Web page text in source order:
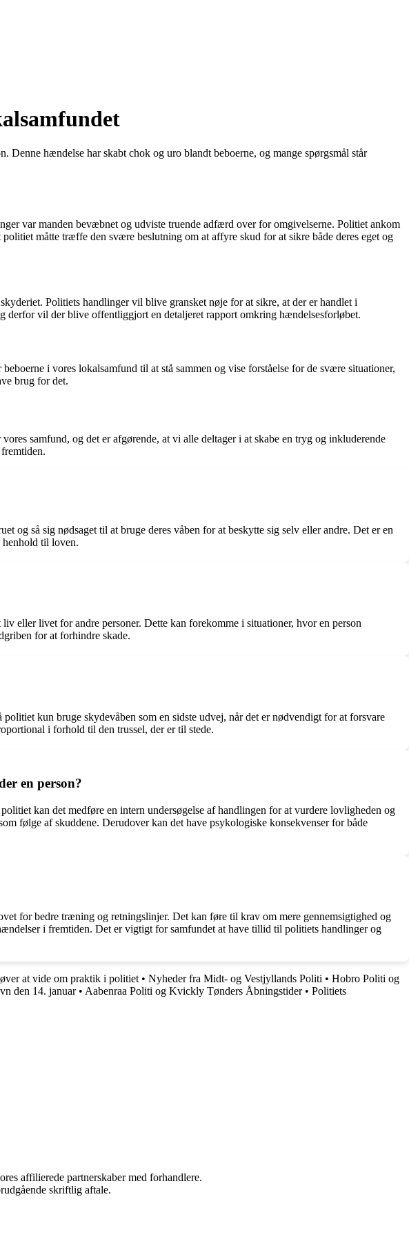
hændelse har skabt chok og uro blandt beboerne, og mange spørgsmål står
var manden bevæbnet og udviste truende adfærd over for omgivelserne. Politiet ankom
måtte træffe den svære beslutning om at affyre skud for at sikre både deres eget og
Politiets handlinger vil blive gransket nøje for at sikre, at der er handlet i
derfor vil der blive offentliggjort en detaljeret rapport omkring hændelsesforløbet.
i vores lokalsamfund til at stå sammen og vise forståelse for de svære situationer,
brug for det.
samfund, og det er afgørende, at vi alle deltager i at skabe en tryg og inkluderende
så sig nødsaget til at bruge deres våben for at beskytte sig selv eller andre. Det er en
henhold til loven.
eller livet for andre personer. Dette kan forekomme i situationer, hvor en person
for at forhindre skade.
kun bruge skydevåben som en sidste udvej, når det er nødvendigt for at forsvare
i forhold til den trussel, der er til stede.
en person?
kan det medføre en intern undersøgelse af handlingen for at vurdere lovligheden og
følge af skuddene. Derudover kan det have psykologiske konsekvenser for både
for bedre træning og retningslinjer. Det kan føre til krav om mere gennemsigtighed og
i fremtiden. Det er vigtigt for samfundet at have tillid til politiets handlinger og
at vide om praktik i politiet • Nyheder fra Midt- og Vestjyllands Politi • Hobro Politi og
den 14. januar• Aabenraa Politi og Kvickly Tønders Åbningstider• Politiets
affilierede partnerskaber med forhandlere.
skriftlig aftale.